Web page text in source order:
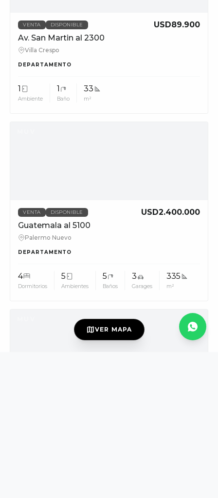
VENTA DISPONIBLE
USD89.900
Av. San Martin al 2300
Villa Crespo
DEPARTAMENTO
1
Ambiente
1
Baño
33
m²
VENTA DISPONIBLE
USD2.400.000
Guatemala al 5100
Palermo Nuevo
DEPARTAMENTO
4
Dormitorios
5
Ambientes
5
Baños
3
Garages
335
m²
mapVER MAPA